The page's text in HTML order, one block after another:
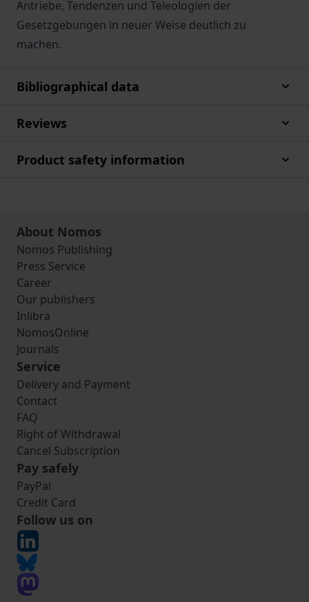
Antriebe, Tendenzen und Teleologien der
Gesetzgebungen in neuer Weise deutlich zu
machen.
Bibliographical data
Reviews
Product safety information
About Nomos
Nomos Publishing
Press Service
Career
Our publishers
Inlibra
NomosOnline
Journals
Service
Delivery and Payment
Contact
FAQ
Right of Withdrawal
Cancel Subscription
Pay safely
PayPal
Credit Card
Follow us on